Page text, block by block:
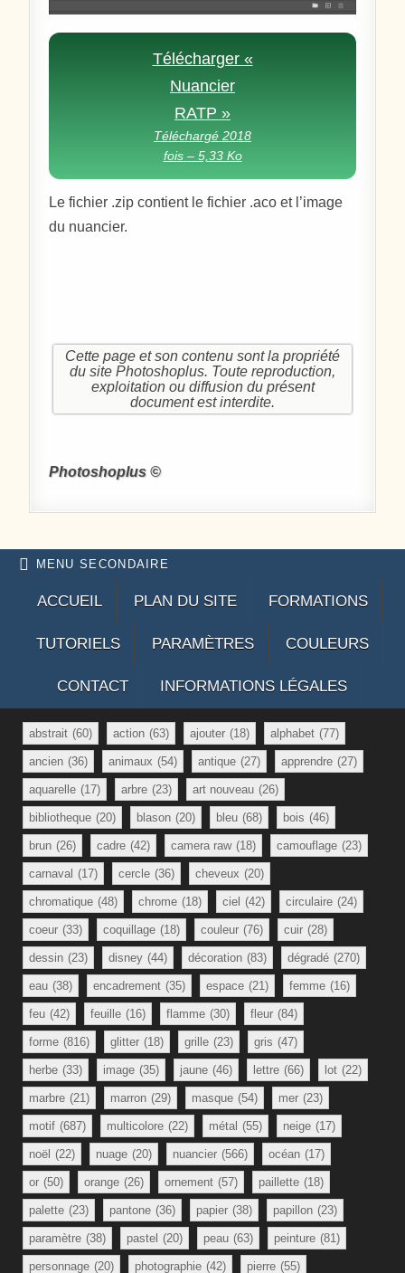
Télécharger «
Nuancier
RATP »
Téléchargé 2018
fois – 5,33 Ko
Le fichier .zip contient le fichier .aco et l’image
du nuancier.
Cette page et son contenu sont la propriété
du site Photoshoplus. Toute reproduction,
exploitation ou diffusion du présent
document est interdite.
Photoshoplus ©
MENU SECONDAIRE
ACCUEIL PLAN DU SITE FORMATIONS
TUTORIELS PARAMÈTRES COULEURS
CONTACT INFORMATIONS LÉGALES
abstrait (60) action (63) ajouter (18) alphabet (77)
ancien (36) animaux (54) antique (27) apprendre (27)
aquarelle (17) arbre (23) art nouveau (26)
bibliotheque (20) blason (20) bleu (68) bois (46)
brun (26) cadre (42) camera raw (18) camouflage (23)
carnaval (17) cercle (36) cheveux (20)
chromatique (48) chrome (18) ciel (42) circulaire (24)
coeur (33) coquillage (18) couleur (76) cuir (28)
dessin (23) disney (44) décoration (83) dégradé (270)
eau (38) encadrement (35) espace (21) femme (16)
feu (42) feuille (16) flamme (30) fleur (84)
forme (816) glitter (18) grille (23) gris (47)
herbe (33) image (35) jaune (46) lettre (66) lot (22)
marbre (21) marron (29) masque (54) mer (23)
motif (687) multicolore (22) métal (55) neige (17)
noël (22) nuage (20) nuancier (566) océan (17)
or (50) orange (26) ornement (57) paillette (18)
palette (23) pantone (36) papier (38) papillon (23)
paramètre (38) pastel (20) peau (63) peinture (81)
personnage (20) photographie (42) pierre (55)